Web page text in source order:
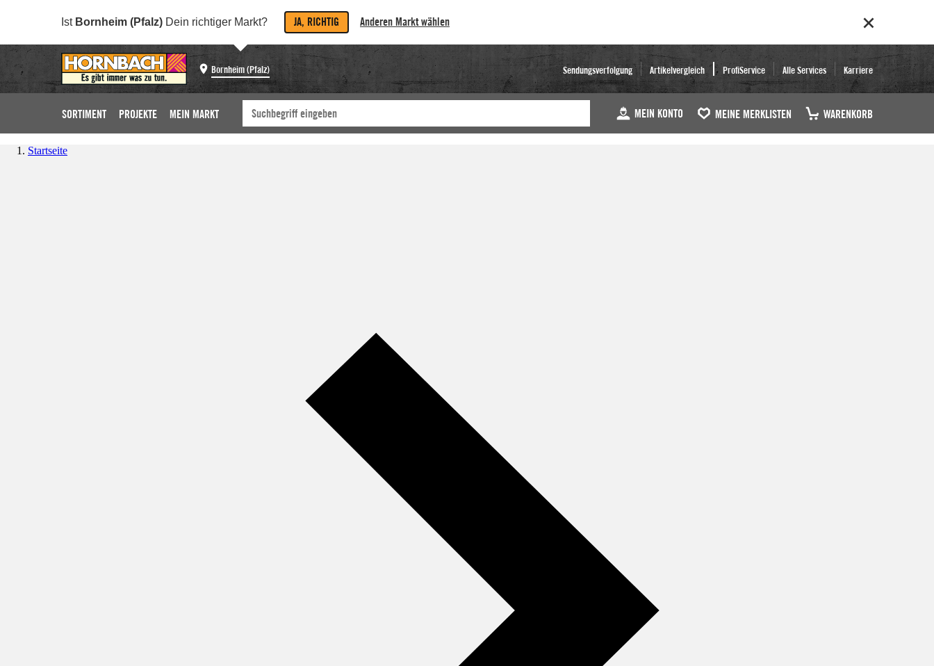
Ist Bornheim (Pfalz) Dein richtiger Markt? JA, RICHTIG Anderen Markt wählen
Bornheim (Pfalz) Sendungsverfolgung Artikelvergleich ProfiService Alle Services Karriere
SORTIMENT PROJEKTE MEIN MARKT MEIN KONTO MEINE MERKLISTEN WARENKORB
Startseite